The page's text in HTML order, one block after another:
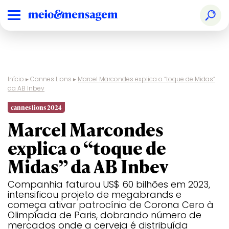
Audio & Radio
Brand
Experience &
Activation
Creative B2B
Creative Brand
Creative
Business
Digital Craft
Direct
Entertainment
Entertainment
for Gaming
Health &
Wellness
Industry
Craft
Innovation
Luxury
Goals
Titanium
Ranking
Nacional
Prêmios
Especiais
Audio & Radio
Brand
Experience &
Activation
Creative B2B
Creative
Strategy
Design
Digital Craft
Direct
Film Craft
Glass
Health &
Wellness
Industry
Craft
Creator
Sustainable
Development
Início ▸Cannes Lions ▸ Marcel Marcondes explica o “toque de Midas”
da AB Inbev
cannes lions 2024
Marcel Marcondes
explica o “toque de
Midas” da AB Inbev
Companhia faturou US$ 60 bilhões em 2023,
intensificou projeto de megabrands e
começa ativar patrocínio de Corona Cero à
Olimpíada de Paris, dobrando número de
mercados onde a cerveja é distribuída